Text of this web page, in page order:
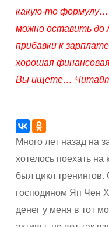
какую-то
можно оставить до
прибавки к
хорошая
Вы ищете…
Много лет назад на
хотелось поехать
был цикл
господином Яп Чен
денег у меня в тот